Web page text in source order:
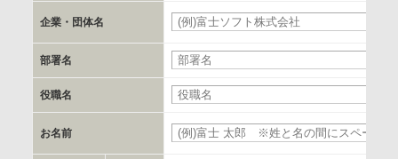
郵便番号、住所、電話番号、FAX番号、メールアドレス
c.第三者への提供の手段または手法
書類の送付又は電子的な方法
d.提供先および管理者
企業・団体名
部署名
役職名
お名前